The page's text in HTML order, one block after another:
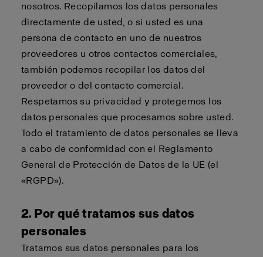
nosotros. Recopilamos los datos personales
directamente de usted, o si usted es una
persona de contacto en uno de nuestros
proveedores u otros contactos comerciales,
también podemos recopilar los datos del
proveedor o del contacto comercial.
Respetamos su privacidad y protegemos los
datos personales que procesamos sobre usted.
Todo el tratamiento de datos personales se lleva
a cabo de conformidad con el Reglamento
General de Protección de Datos de la UE (el
«RGPD»).
2. Por qué tratamos sus datos
personales
Tratamos sus datos personales para los